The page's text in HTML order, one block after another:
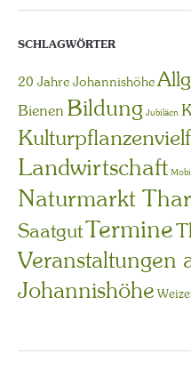
SCHLAGWÖRTER
20 Jahre Johannishöhe
Bienen Bildung Jubiläen
Landwirtschaft
Naturmarkt
SaatgutTermine
Veranstaltungen
Johannishöhe